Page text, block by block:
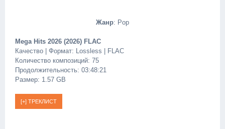
Жанр: Pop
Mega Hits 2026 (2026) FLAC
Качество | Формат: Lossless | FLAC
Количество композиций: 75
Продолжительность: 03:48:21
Размер: 1.57 GB